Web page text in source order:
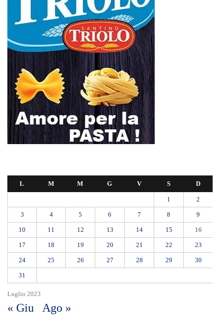
Luglio 2023
L M M G V S D
1 2
3 4 5 6 7 8 9
10 11 12 13 14 15 16
17 18 19 20 21 22 23
24 25 26 27 28 29 30
31
« Giu Ago »